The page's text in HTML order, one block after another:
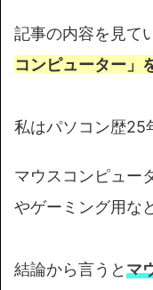
記事の内容を見て
コンピューター」
私はパソコン歴25
マウスコンピュー
やゲーミング用な
結論から言うとマ